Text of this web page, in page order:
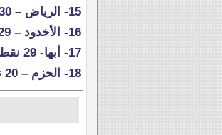
15- الرياض – 30 نقطة.
16- الأخدود – 29 نقطة.
17- أبها- 29 نقطة.
18- الحزم – 20 نقطة.